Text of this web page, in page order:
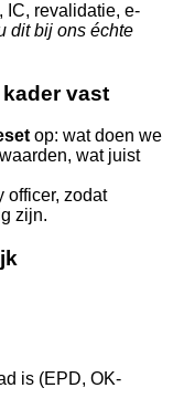
IC, revalidatie, e-
dit bij ons échte
vast
op: wat doen we
wat juist
officer, zodat
zijn.
is (EPD, OK-